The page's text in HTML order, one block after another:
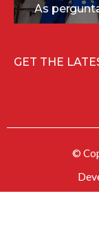
GET THE
©